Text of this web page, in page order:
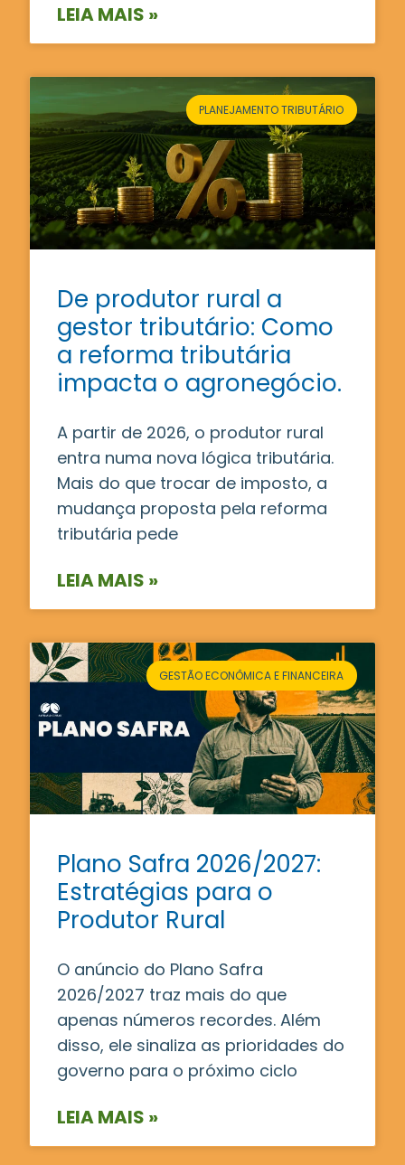
LEIA MAIS »
PLANEJAMENTO TRIBUTÁRIO
De produtor rural a
gestor tributário: Como
a reforma tributária
impacta o agronegócio.
A partir de 2026, o produtor rural
entra numa nova lógica tributária.
Mais do que trocar de imposto, a
mudança proposta pela reforma
tributária pede
LEIA MAIS »
GESTÃO ECONÔMICA E FINANCEIRA
Plano Safra 2026/2027:
Estratégias para o
Produtor Rural
O anúncio do Plano Safra
2026/2027 traz mais do que
apenas números recordes. Além
disso, ele sinaliza as prioridades do
governo para o próximo ciclo
LEIA MAIS »